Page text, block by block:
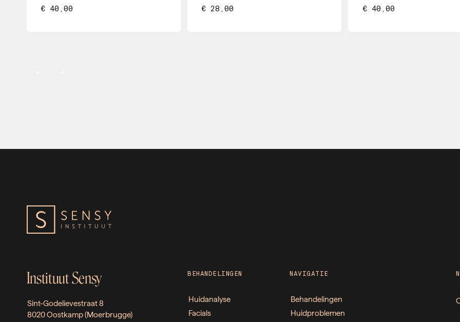
€ 40,00 € 28,00 € 40,00
Instituut Sensy
Sint-Godelievestraat 8
8020 Oostkamp (Moerbrugge)
BEHANDELINGEN
Huidanalyse
Facials
NAVIGATIE
Behandelingen
Huidproblemen